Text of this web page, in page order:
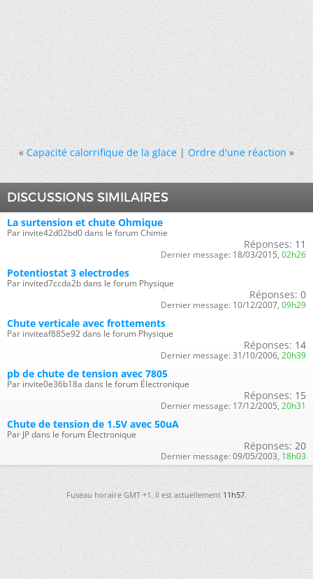
« Capacité calorrifique de la glace|Ordre d'une réaction »
DISCUSSIONS SIMILAIRES
La surtension et chute Ohmique
Par invite42d02bd0 dans le forum Chimie
Réponses: 11
Dernier message: 18/03/2015, 02h26
Potentiostat 3 electrodes
Par invited7ccda2b dans le forum Physique
Réponses: 0
Dernier message: 10/12/2007, 09h29
Chute verticale avec frottements
Par inviteaf885e92 dans le forum Physique
Réponses: 14
Dernier message: 31/10/2006, 20h39
pb de chute de tension avec 7805
Par invite0e36b18a dans le forum Électronique
Réponses: 15
Dernier message: 17/12/2005, 20h31
Chute de tension de 1.5V avec 50uA
Par JP dans le forum Électronique
Réponses: 20
Dernier message: 09/05/2003, 18h03
Fuseau horaire GMT +1. Il est actuellement11h57.